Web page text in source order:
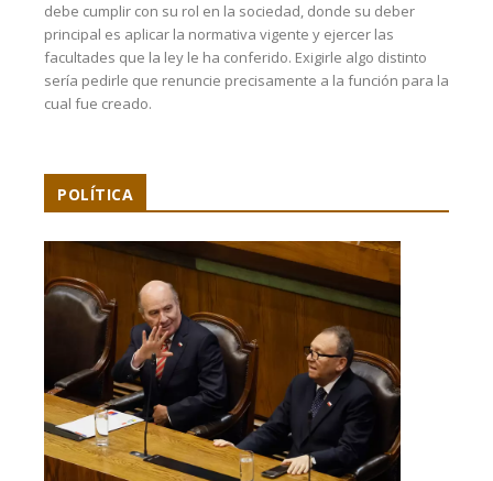
debe cumplir con su rol en la sociedad, donde su deber
principal es aplicar la normativa vigente y ejercer las
facultades que la ley le ha conferido. Exigirle algo distinto
sería pedirle que renuncie precisamente a la función para la
cual fue creado.
POLÍTICA